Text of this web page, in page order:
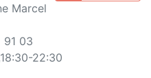
Marcel
91 03
22:30